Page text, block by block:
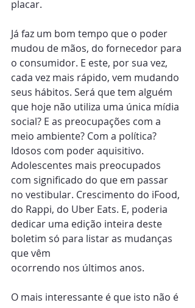
placar.
Já faz um bom tempo que o poder
mudou de mãos, do fornecedor para
o consumidor. E este, por sua vez,
cada vez mais rápido, vem mudando
seus hábitos. Será que tem alguém
que hoje não utiliza uma única mídia
social? E as preocupações com a
meio ambiente? Com a política?
Idosos com poder aquisitivo.
Adolescentes mais preocupados
com significado do que em passar
no vestibular. Crescimento do iFood,
do Rappi, do Uber Eats. E, poderia
dedicar uma edição inteira deste
boletim só para listar as mudanças
que vêm
ocorrendo nos últimos anos.
O mais interessante é que isto não é